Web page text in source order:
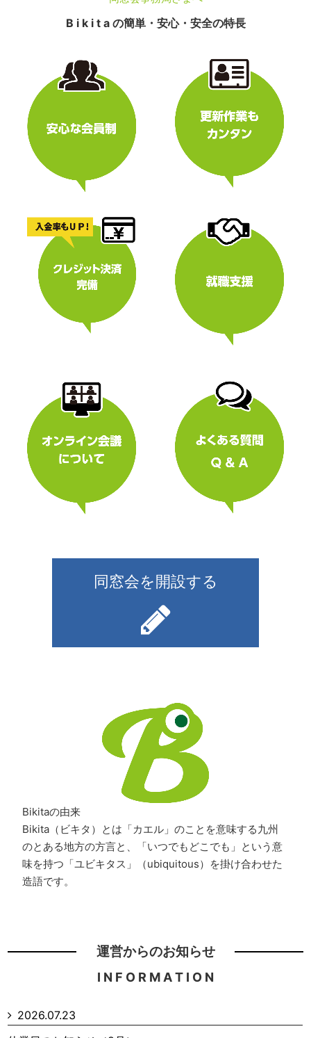
B i k i t a の簡単・安心・安全の特長
同窓会を開設する
Bikitaの由来
Bikita（ビキタ）とは「カエル」のことを意味する九州
のとある地方の方言と、「いつでもどこでも」という意
味を持つ「ユビキタス」（ubiquitous）を掛け合わせた
造語です。
運営からのお知らせ
I N F O R M A T I O N
2026.07.23